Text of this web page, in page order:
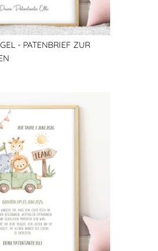
- PATENBRIEF ZUR